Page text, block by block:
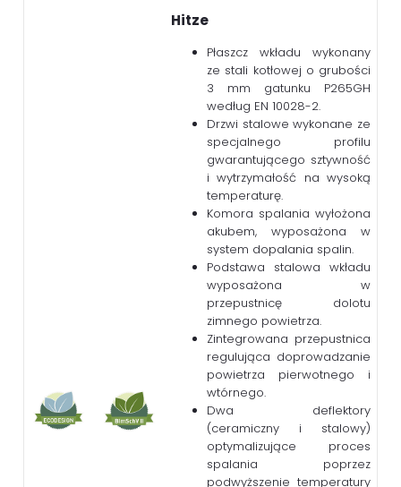
Hitze
Płaszcz wkładu wykonany
ze stali kotłowej o grubości
3 mm gatunku P265GH
według EN 10028-2.
Drzwi stalowe wykonane ze
specjalnego profilu
gwarantującego sztywność
i wytrzymałość na wysoką
temperaturę.
Komora spalania wyłożona
akubem, wyposażona w
system dopalania spalin.
Podstawa stalowa wkładu
wyposażona w
przepustnicę dolotu
zimnego powietrza.
Zintegrowana przepustnica
regulująca doprowadzanie
powietrza pierwotnego i
wtórnego.
Dwa deflektory
(ceramiczny i stalowy)
optymalizujące proces
spalania poprzez
podwyższenie temperatury